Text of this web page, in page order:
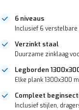
6 niveaus
Inclusief 6
Verzinkt staal
Duurzame zinklaag
Legborden
Elke plank 1300x300
Compleet
Inclusief stijlen,